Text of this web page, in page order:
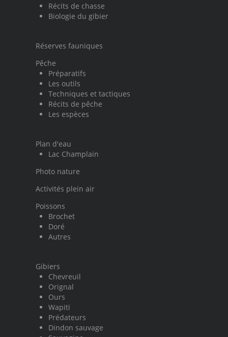
Récits de chasse
Biologie du gibier
Réserves fauniques
Pêche
Préparatifs
Les outils
Techniques et tactiques
Récits de pêche
Les espèces
Plan d'eau
Lac Champlain
Photo nature
Activités plein air
Poissons
Brochet
Doré
Autres
Gibiers
Chevreuil
Orignal
Ours
Wapiti
Prédateurs
Dindon sauvage